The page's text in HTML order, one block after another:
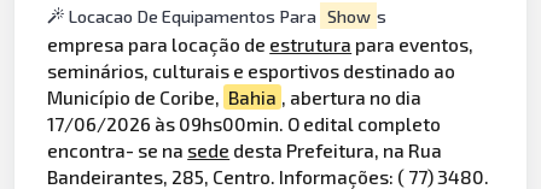
Locacao De Equipamentos Para Show s
empresa para locação de estrutura para eventos,
seminários, culturais e esportivos destinado ao
Município de Coribe, Bahia , abertura no dia
17/06/2026 às 09hs00min. O edital completo
encontra- se na sede desta Prefeitura, na Rua
Bandeirantes, 285, Centro. Informações: ( 77) 3480.